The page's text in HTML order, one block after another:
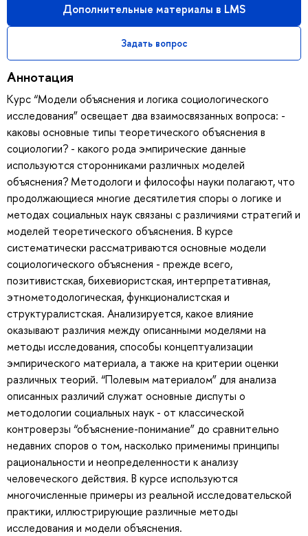
Дополнительные материалы в LMS
Задать вопрос
Аннотация
Курс “Модели объяснения и логика социологического
исследования” освещает два взаимосвязанных вопроса: -
каковы основные типы теоретического объяснения в
социологии? - какого рода эмпирические данные
используются сторонниками различных моделей
объяснения? Методологи и философы науки полагают, что
продолжающиеся многие десятилетия споры о логике и
методах социальных наук связаны с различиями стратегий и
моделей теоретического объяснения. В курсе
систематически рассматриваются основные модели
социологического объяснения - прежде всего,
позитивистская, бихевиористская, интерпретативная,
этнометодологическая, функционалистская и
структуралистская. Анализируется, какое влияние
оказывают различия между описанными моделями на
методы исследования, способы концептуализации
эмпирического материала, а также на критерии оценки
различных теорий. “Полевым материалом” для анализа
описанных различий служат основные диспуты о
методологии социальных наук - от классической
контроверзы “объяснение-понимание” до сравнительно
недавних споров о том, насколько применимы принципы
рациональности и неопределенности к анализу
человеческого действия. В курсе используются
многочисленные примеры из реальной исследовательской
практики, иллюстрирующие различные методы
исследования и модели объяснения.